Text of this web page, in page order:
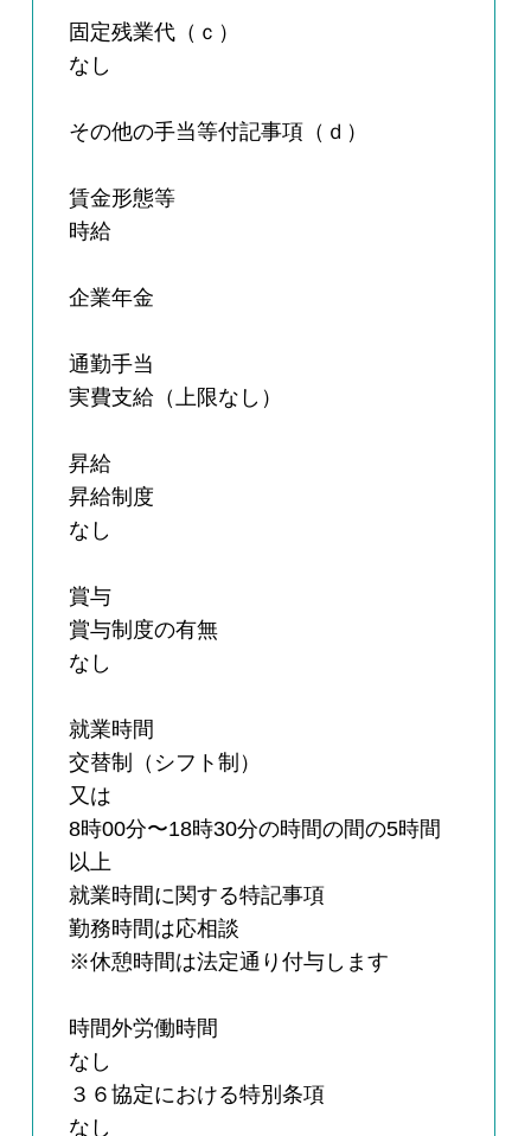
固定残業代（ｃ）
なし
その他の手当等付記事項（ｄ）
賃金形態等
時給
企業年金
通勤手当
実費支給（上限なし）
昇給
昇給制度
なし
賞与
賞与制度の有無
なし
就業時間
交替制（シフト制）
又は
8時00分〜18時30分の時間の間の5時間
以上
就業時間に関する特記事項
勤務時間は応相談
※休憩時間は法定通り付与します
時間外労働時間
なし
３６協定における特別条項
なし